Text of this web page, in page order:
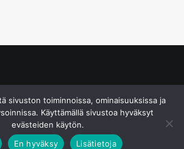
sivuston toiminnoissa, ominaisuuksissa ja
Käyttämällä sivustoa hyväksyt
evästeiden käytön.
En hyväksy Lisätietoja